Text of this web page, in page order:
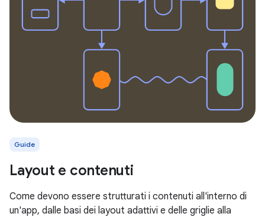
Guide
Layout e contenuti
Come devono essere strutturati i contenuti all'interno di
un'app, dalle basi dei layout adattivi e delle griglie alla